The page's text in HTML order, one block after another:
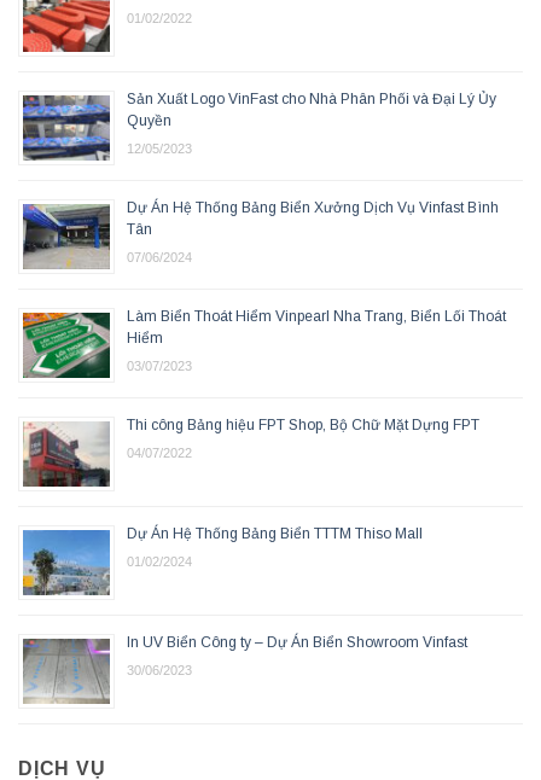
01/02/2022
Sản Xuất Logo VinFast cho Nhà Phân Phối và Đại Lý Ủy
Quyền
12/05/2023
Dự Án Hệ Thống Bảng Biển Xưởng Dịch Vụ Vinfast Bình
Tân
07/06/2024
Làm Biển Thoát Hiểm Vinpearl Nha Trang, Biển Lối Thoát
Hiểm
03/07/2023
Thi công Bảng hiệu FPT Shop, Bộ Chữ Mặt Dựng FPT
04/07/2022
Dự Án Hệ Thống Bảng Biển TTTM Thiso Mall
01/02/2024
In UV Biển Công ty – Dự Án Biển Showroom Vinfast
30/06/2023
DỊCH VỤ